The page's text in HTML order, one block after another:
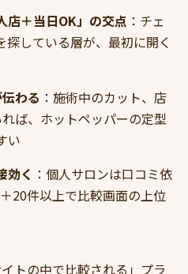
店＋当日OK」の交点 ：チェ
探している層が、最初に開く
わる ：施術中のカット、店
ば、ホットペッパーの定型
い
効く ：個人サロンは口コミ依
20件以上で比較画面の上位
トの中で比較される」プラ